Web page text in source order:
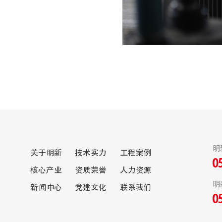
关于明新
核心产业
新闻中心
技术实力
资质荣誉
党建文化
工程案例
人力资源
联系我们